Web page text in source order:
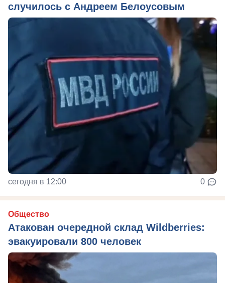
случилось с Андреем Белоусовым
сегодня в 12:00 0
Общество
Атакован очередной склад Wildberries:
эвакуировали 800 человек